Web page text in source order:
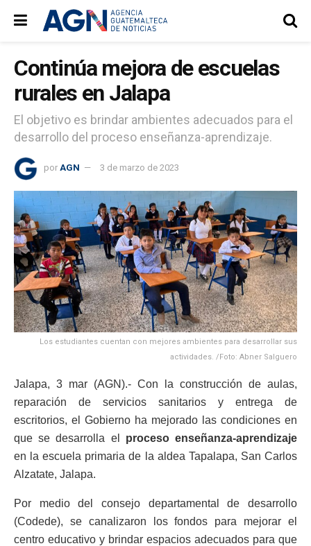
Continúa mejora de escuelas
rurales en Jalapa
El objetivo es brindar ambientes adecuados para el
desarrollo del proceso enseñanza-aprendizaje.
por AGN 3 de marzo de 2023
Los estudiantes cuentan con mejores ambientes para desarrollar sus
actividades. /Foto: Abner Salguero
Jalapa, 3 mar (AGN).- Con la construcción de aulas,
reparación de servicios sanitarios y entrega de
escritorios, el Gobierno ha mejorado las condiciones en
que se desarrolla el proceso enseñanza-aprendizaje
en la escuela primaria de la aldea Tapalapa, San Carlos
Alzatate, Jalapa.
Por medio del consejo departamental de desarrollo
(Codede), se canalizaron los fondos para mejorar el
centro educativo y brindar espacios adecuados para que